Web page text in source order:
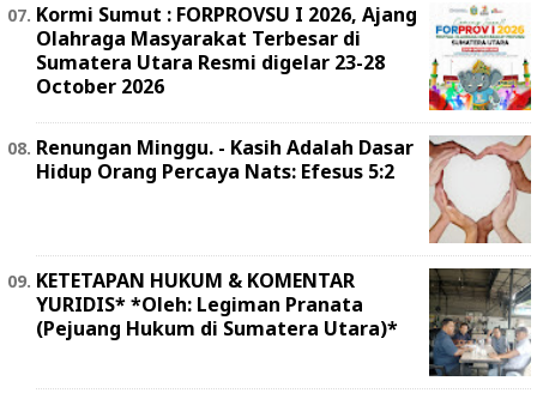
Kormi Sumut : FORPROVSU I 2026, Ajang
Olahraga Masyarakat Terbesar di
Sumatera Utara Resmi digelar 23-28
October 2026
Renungan Minggu. - Kasih Adalah Dasar
Hidup Orang Percaya Nats: Efesus 5:2
KETETAPAN HUKUM & KOMENTAR
YURIDIS* *Oleh: Legiman Pranata
(Pejuang Hukum di Sumatera Utara)*